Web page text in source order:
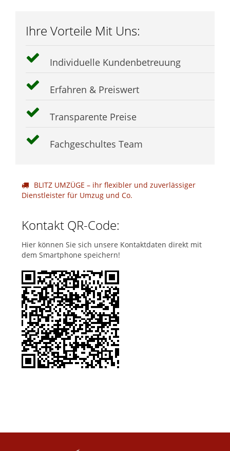
Ihre Vorteile Mit Uns:
Individuelle Kundenbetreuung
Erfahren & Preiswert
Transparente Preise
Fachgeschultes Team
BLITZ UMZÜGE – ihr flexibler und zuverlässiger
Dienstleister für Umzug und Co.
Kontakt QR-Code:
Hier können Sie sich unsere Kontaktdaten direkt mit
dem Smartphone speichern!